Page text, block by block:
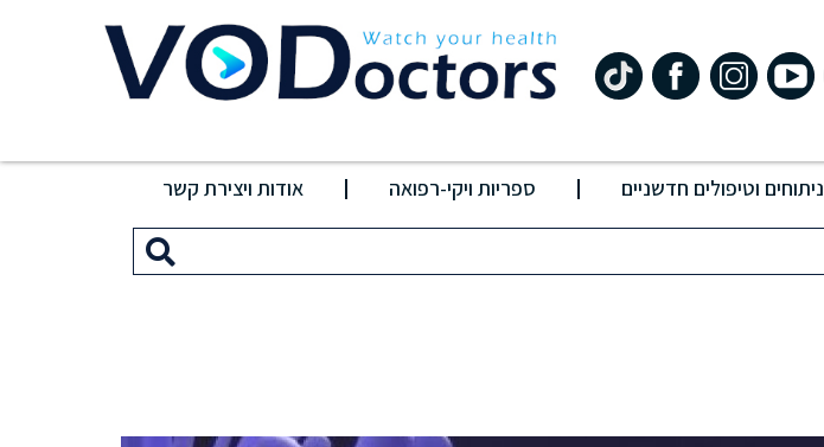
ניתוחים וטיפולים חדשניים ספריות ויקי-רפואה אודות ויצירת קשר